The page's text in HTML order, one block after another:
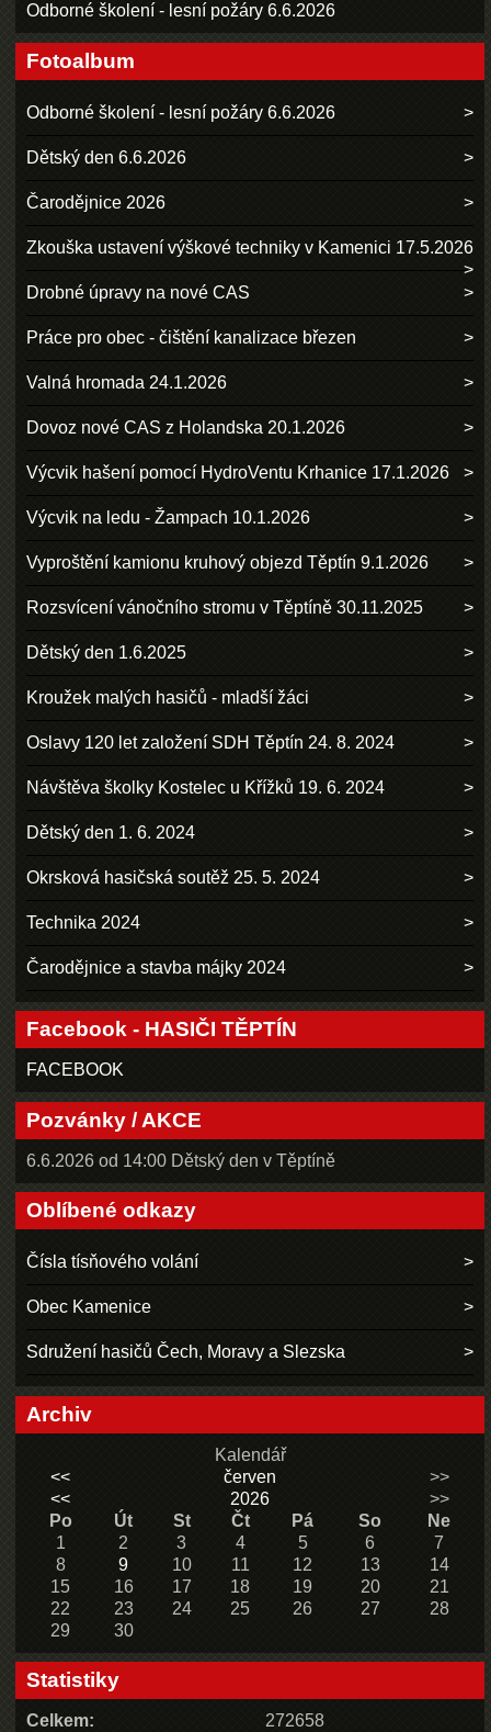
Odborné školení - lesní požáry 6.6.2026
Fotoalbum
Odborné školení - lesní požáry 6.6.2026
Dětský den 6.6.2026
Čarodějnice 2026
Zkouška ustavení výškové techniky v Kamenici 17.5.2026
Drobné úpravy na nové CAS
Práce pro obec - čištění kanalizace březen
Valná hromada 24.1.2026
Dovoz nové CAS z Holandska 20.1.2026
Výcvik hašení pomocí HydroVentu Krhanice 17.1.2026
Výcvik na ledu - Žampach 10.1.2026
Vyproštění kamionu kruhový objezd Těptín 9.1.2026
Rozsvícení vánočního stromu v Těptíně 30.11.2025
Dětský den 1.6.2025
Kroužek malých hasičů - mladší žáci
Oslavy 120 let založení SDH Těptín 24. 8. 2024
Návštěva školky Kostelec u Křížků 19. 6. 2024
Dětský den 1. 6. 2024
Okrsková hasičská soutěž 25. 5. 2024
Technika 2024
Čarodějnice a stavba májky 2024
Facebook - HASIČI TĚPTÍN
FACEBOOK
Pozvánky / AKCE
6.6.2026 od 14:00 Dětský den v Těptíně
Oblíbené odkazy
Čísla tísňového volání
Obec Kamenice
Sdružení hasičů Čech, Moravy a Slezska
Archiv
Kalendář
<<
červen
>>
<<
2026
>>
Po
Út St Čt Pá So
Ne
1
2 3 4 5 6
7
8
9 10 11 12 13
14
15
16 17 18 19 20
21
22
23 24 25 26 27
28
29
30
Statistiky
Celkem: 272658